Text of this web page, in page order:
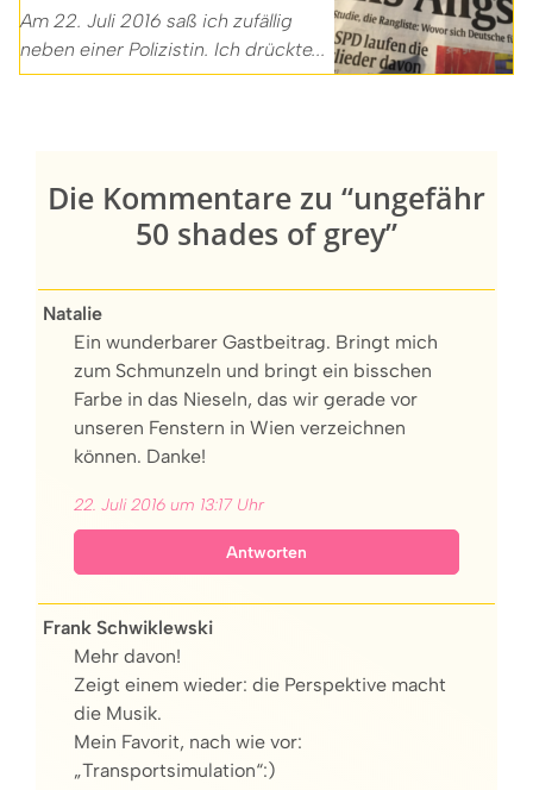
Am 22. Juli 2016 saß ich zufällig
neben einer Polizistin. Ich drückte...
Die Kommentare zu “ungefähr
50 shades of grey”
Natalie
Ein wunderbarer Gastbeitrag. Bringt mich
zum Schmunzeln und bringt ein bisschen
Farbe in das Nieseln, das wir gerade vor
unseren Fenstern in Wien verzeichnen
können. Danke!
22. Juli 2016 um 13:17 Uhr
Antworten
Frank Schwiklewski
Mehr davon!
Zeigt einem wieder: die Perspektive macht
die Musik.
Mein Favorit, nach wie vor:
„Transportsimulation“:)